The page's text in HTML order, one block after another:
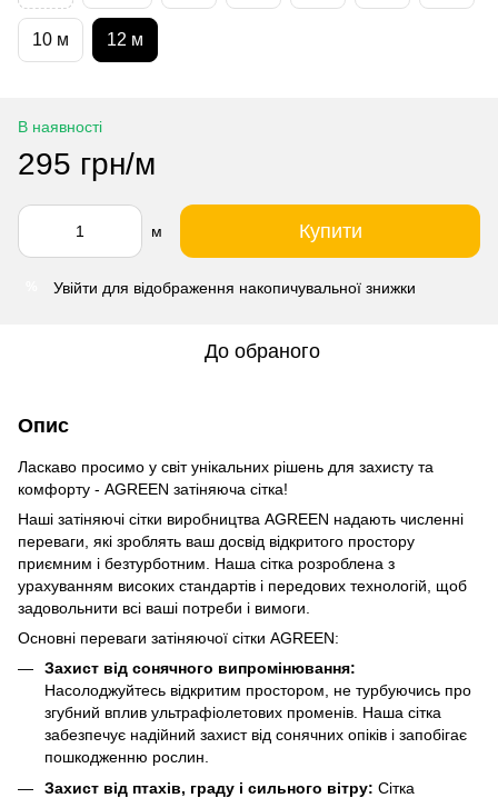
10 м 12 м
В наявності
295 грн/м
м Купити
Увійти для відображення накопичувальної знижки
До обраного
Опис
Ласкаво просимо у світ унікальних рішень для захисту та
комфорту - AGREEN затіняюча сітка!
Наші затіняючі сітки виробництва AGREEN надають численні
переваги, які зроблять ваш досвід відкритого простору
приємним і безтурботним. Наша сітка розроблена з
урахуванням високих стандартів і передових технологій, щоб
задовольнити всі ваші потреби і вимоги.
Основні переваги затіняючої сітки AGREEN:
Захист від сонячного випромінювання:
Насолоджуйтесь відкритим простором, не турбуючись про
згубний вплив ультрафіолетових променів. Наша сітка
забезпечує надійний захист від сонячних опіків і запобігає
пошкодженню рослин.
Захист від птахів, граду і сильного вітру: Сітка